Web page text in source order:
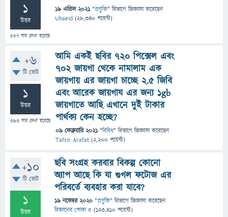
1
উত্তর
557 বার দেখা হয়েছে
19 এপ্রিল 2021 "প্রযুক্তি" বিভাগে জিজ্ঞাসাকরেছেন
Ubaeid (28,340 পয়েন্ট)
+6
টি ভোট
1
উত্তর
393 বার দেখা হয়েছে
আমি একই ছবির 720 পিক্সেল এবং
702 জায়গা থেকে নামালাম এক
জায়গায় এর জায়গা চাচ্ছে 2.5 জিবি
এবং আরেক জায়গায এর জন্য 1gb
জায়গাতে আছি এখানে দুই টাকার
পার্থক্য কেন হচ্ছে?
09 ফেব্রুয়ারি 2021 "বিবিধ" বিভাগে জিজ্ঞাসাকরেছেন
Tafsir Arafat (2,200 পয়েন্ট)
+10
টি ভোট
1
উত্তর
ছবি সংগ্রহ করবার বিকল্প কোনো
অ্যাপ আছে কি যা গুগল ফটোজ এর
পরিবর্তে ব্যবহার করা যাবে?
19 নভেম্বর 2020 "প্রযুক্তি" বিভাগে জিজ্ঞাসাকরেছেন
বিজ্ঞানের পোকা ৫ (123,410 পয়েন্ট)